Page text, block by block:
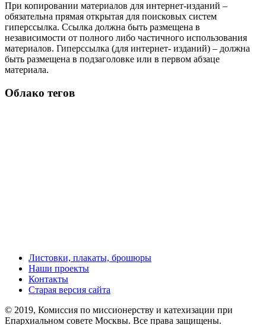
При копировании материалов для интернет-изданий –
обязательна прямая открытая для поисковых систем
гиперссылка. Ссылка должна быть размещена в
независимости от полного либо частичного использования
материалов. Гиперссылка (для интернет- изданий) – должна
быть размещена в подзаголовке или в первом абзаце
материала.
Облако тегов
Листовки, плакаты, брошюры
Наши проекты
Контакты
Старая версия сайта
© 2019, Комиссия по миссионерству и катехизации при
Епархиальном совете Москвы. Все права защищены.